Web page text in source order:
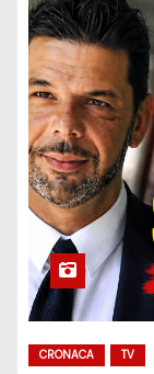
CRONACA TV